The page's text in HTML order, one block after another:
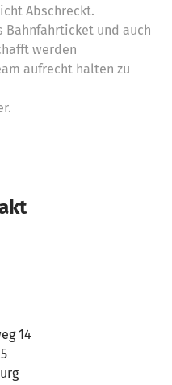
Abschreckt.
Bahnfahrticket und auch
werden
aufrecht halten zu
14